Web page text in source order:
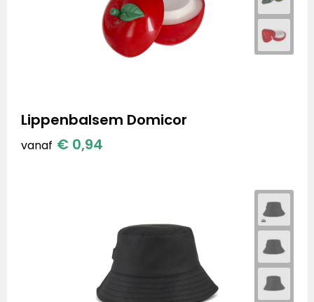
Lippenbalsem Domicor
vanaf € 0,94